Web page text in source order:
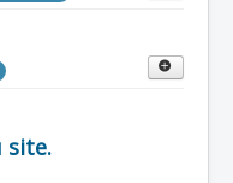
d'articles : 9
!
: 3
: 0
site.